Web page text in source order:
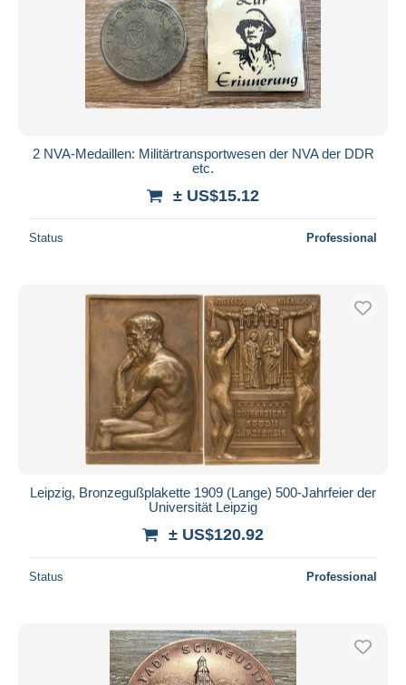
2 NVA-Medaillen: Militärtransportwesen der NVA der DDR
etc.
± US$15.12
Status Professional
Leipzig, Bronzegußplakette 1909 (Lange) 500-Jahrfeier der
Universität Leipzig
± US$120.92
Status Professional